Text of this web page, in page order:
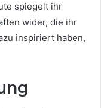
spiegelt ihr
wider, die ihr
inspiriert haben,